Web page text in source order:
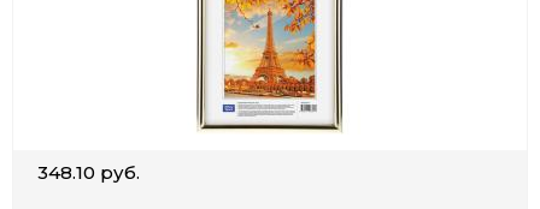
348.10 руб.